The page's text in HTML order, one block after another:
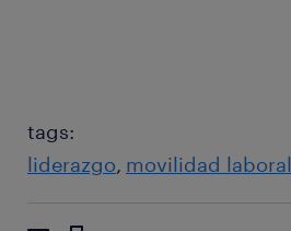
tags:
liderazgo movilidad laboral